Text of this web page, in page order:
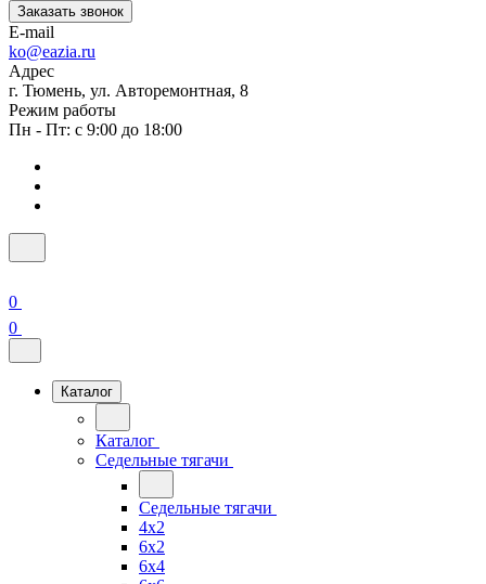
Заказать звонок
E-mail
ko@eazia.ru
Адрес
г. Тюмень, ул. Авторемонтная, 8
Режим работы
Пн - Пт: с 9:00 до 18:00
0
0
Каталог
Каталог
Седельные тягачи
Седельные тягачи
4x2
6x2
6x4